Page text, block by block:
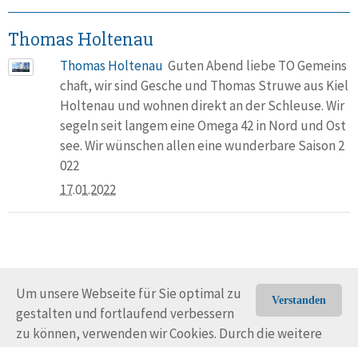
Verstanden
Um unsere Webseite für Sie optimal zu
gestalten und fortlaufend verbessern
zu können, verwenden wir Cookies. Durch die weitere
Thomas Holtenau
Thomas Holtenau Guten Abend liebe TO Gemeins
chaft, wir sind Gesche und Thomas Struwe aus Kiel
Holtenau und wohnen direkt an der Schleuse. Wir
segeln seit langem eine Omega 42 in Nord und Ost
see. Wir wünschen allen eine wunderbare Saison 2
022
17.01.2022
© Trans-Ocean e.V. 2010-2026 Impressum
Nutzungsbedingungen
Rechtliche Hinweise